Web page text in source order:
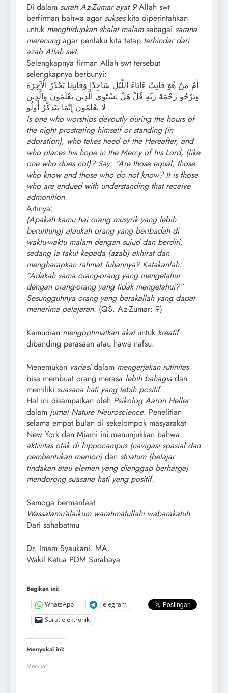
Di dalam surah Az-Zumar ayat 9Allah swt
berfirman bahwa agar sukseskita diperintahkan
untuk menghidupkan shalat malamsebagai sarana
merenungagar perilaku kita tetap terhindar dari
azab Allah swt.
Selengkapnya firman Allah swt tersebut
selengkapnya berbunyi:
أَمْ مَنْ هُوَ قَانِتٌ ءَانَاءَ اللَّيْلِ سَاجِدًا وَقَائِمًا يَحْذَرُ الْآخِرَةَ
وَيَرْجُو رَحْمَةَ رَبِّهِ قُلْ هَلْ يَسْتَوِي الَّذِينَ يَعْلَمُونَ وَالَّذِينَ
لَا يَعْلَمُونَ إِنَّمَا يَتَذَكَّرُ أُولُو
Is one who worships devoutly during the hours of
the night prostrating himself or standing (in
adoration), who takes heed of the Hereafter, and
who places his hope in the Mercy of his Lord, (like
one who does not)? Say: “Are those equal, those
who know and those who do not know? It is those
who are endued with understanding that receive
admonition.
Artinya:
(Apakah kamu hai orang musyrik yang lebih
beruntung) ataukah orang yang beribadah di
waktu-waktu malam dengan sujud dan berdiri,
sedang ia takut kepada (azab) akhirat dan
mengharapkan rahmat Tuhannya? Katakanlah:
“Adakah sama orang-orang yang mengetahui
dengan orang-orang yang tidak mengetahui?”
Sesungguhnya orang yang berakallah yang dapat
menerima pelajaran. (QS. Az-Zumar: 9)
Kemudian mengoptimalkan akaluntuk kreatif
dibanding perasaan atau hawa nafsu.
Menemukan variasidalam mengerjakan rutinitas
bisa membuat orang merasa lebih bahagia dan
memiliki suasana hati yang lebih positif.
Hal ini disampaikan oleh Psikolog Aaron Heller
dalam jurnal Nature Neuroscience. Penelitian
selama empat bulan di sekelompok masyarakat
New York dan Miami ini menunjukkan bahwa
aktivitas otak di hippocampus (navigasi spasial dan
pembentukan memori)dan striatum (belajar
tindakan atau elemen yang dianggap berharga)
mendorong suasana hati yang positif.
Semoga bermanfaat
Wassalamu’alaikum warahmatullahi wabarakatuh.
Dari sahabatmu
Dr. Imam Syaukani. MA.
Wakil Ketua PDM Surabaya
Bagikan ini:
WhatsApp
Telegram
Surat elektronik
Menyukai ini:
Memuat...